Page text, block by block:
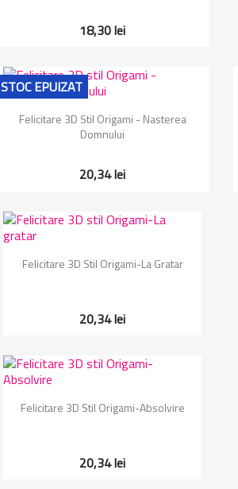
18,30 lei
 Vizualizare rapida
Felicitare 3D Stil Origami - Nasterea
Domnului
20,34 lei
STOC EPUIZAT
 Vizualizare rapida
Felicitare 3D Stil Origami-La Gratar
20,34 lei
 Vizualizare rapida
Felicitare 3D Stil Origami-Absolvire
20,34 lei